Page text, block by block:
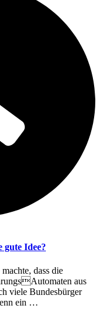
Idee?
dass die
aus
viele Bundesbürger
ein …